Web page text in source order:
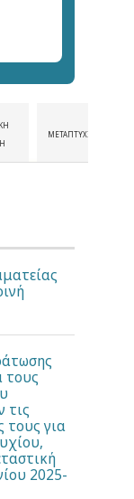
ΜΕΤΑΠΤΥΧΙΑΚΆ
τους
τις
τους για
2025-